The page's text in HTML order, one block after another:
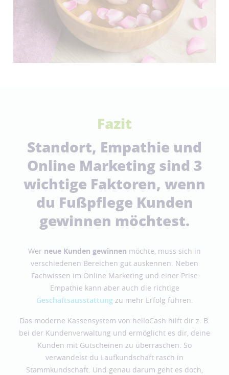
Fazit
Standort, Empathie und
Online Marketing sind 3
wichtige Faktoren, wenn
du Fußpflege Kunden
gewinnen möchtest.
Wer neue Kunden gewinnen möchte, muss sich in
verschiedenen Bereichen gut auskennen. Neben
Fachwissen im Online Marketing und einer Prise
Empathie kann aber auch die richtige
Geschäftsausstattung zu mehr Erfolg führen.
Das moderne Kassensystem von helloCash hilft dir z. B.
bei der Kundenverwaltung und ermöglicht es dir, deine
Kunden mit Gutscheinen zu überraschen. So
verwandelst du Laufkundschaft rasch in
Stammkundschaft. Und genau darum geht es doch,